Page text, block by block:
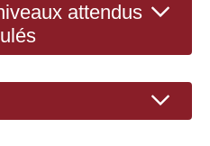
attendus